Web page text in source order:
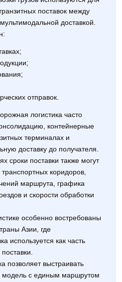
поставок между
доставкой.
отправок.
логистика часто
контейнерные
терминалах и
доставку до получателя.
сроки поставки также могут
транспортных коридоров,
маршрута, графика
и скорости обработки
особенно востребованы
Азии, где
используется как часть
позволяет выстраивать
модель с единым маршрутом